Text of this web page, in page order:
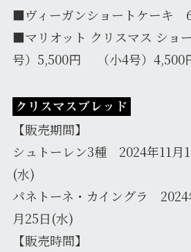
■ヴィーガンショートケーキ
■マリオット クリスマス ショ
号）5,500円 （小4号）4,500
クリスマスブレッド
【販売期間】
シュトーレン3種 2024年11月
(水)
パネトーネ・カイングラ 2024
月25日(水)
【販売時間】